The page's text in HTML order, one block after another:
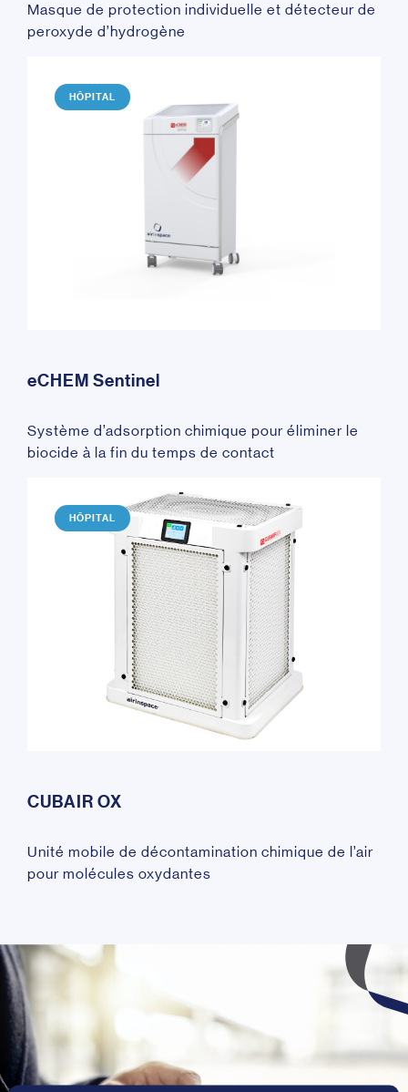
Masque de protection individuelle et détecteur de
peroxyde d’hydrogène
HÔPITAL
eCHEM Sentinel
Système d’adsorption chimique pour éliminer le
biocide à la fin du temps de contact
HÔPITAL
CUBAIR OX
Unité mobile de décontamination chimique de l’air
pour molécules oxydantes